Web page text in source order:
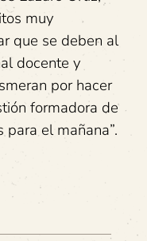
muy
que se deben al
docente y
por hacer
formadora de
el mañana”.